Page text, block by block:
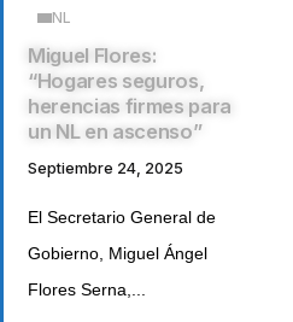
NL
Miguel Flores:
“Hogares seguros,
herencias firmes para
un NL en ascenso”
Septiembre 24, 2025
El Secretario General de
Gobierno, Miguel Ángel
Flores Serna,...